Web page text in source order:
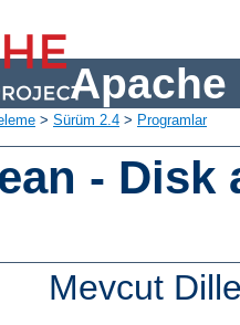
Apache
> Sürüm 2.4 > Programlar
- Disk
Mevcut